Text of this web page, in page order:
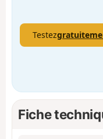
Testez
Fiche